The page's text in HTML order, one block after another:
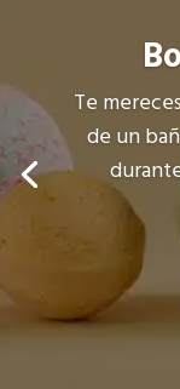
Te
de un